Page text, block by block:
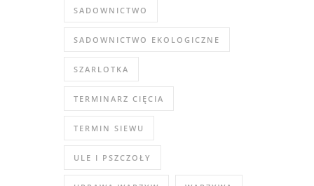
SADOWNICTWO
SADOWNICTWO EKOLOGICZNE
SZARLOTKA
TERMINARZ CIĘCIA
TERMIN SIEWU
ULE I PSZCZOŁY